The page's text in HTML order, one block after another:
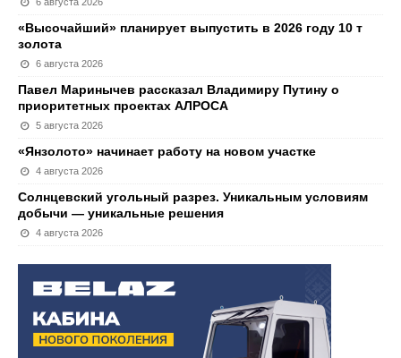
«Высочайший» планирует выпустить в 2026 году 10 т
золота
6 августа 2026
Павел Маринычев рассказал Владимиру Путину о
приоритетных проектах АЛРОСА
5 августа 2026
«Янзолото» начинает работу на новом участке
4 августа 2026
Солнцевский угольный разрез. Уникальным условиям
добычи — уникальные решения
4 августа 2026